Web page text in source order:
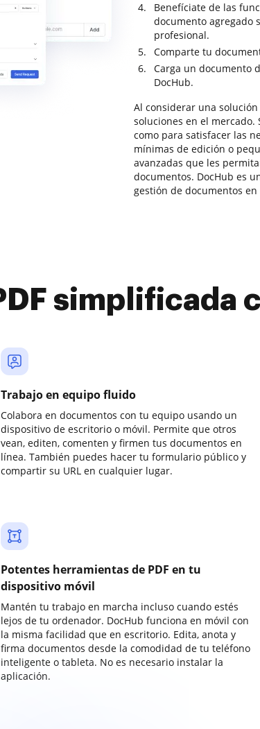
Benefíciate de las
documento agregado
profesional.
Comparte tu
Carga un documento
DocHub.
Al considerar una
soluciones en el
como para satisfacer las
mínimas de edición o
avanzadas que les
documentos. DocHub es
gestión de documentos en
simplificada
Trabajo en equipo fluido
Colabora en documentos con tu equipo usando un
dispositivo de escritorio o móvil. Permite que otros
vean, editen, comenten y firmen tus documentos en
línea. También puedes hacer tu formulario público y
compartir su URL en cualquier lugar.
Potentes herramientas de PDF en tu
dispositivo móvil
Mantén tu trabajo en marcha incluso cuando estés
lejos de tu ordenador. DocHub funciona en móvil con
la misma facilidad que en escritorio. Edita, anota y
firma documentos desde la comodidad de tu teléfono
inteligente o tableta. No es necesario instalar la
aplicación.